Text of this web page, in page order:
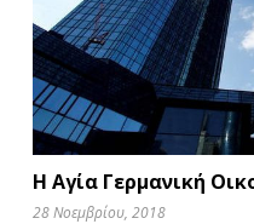
Η Αγία Γερμανική
28 Νοεμβρίου, 2018